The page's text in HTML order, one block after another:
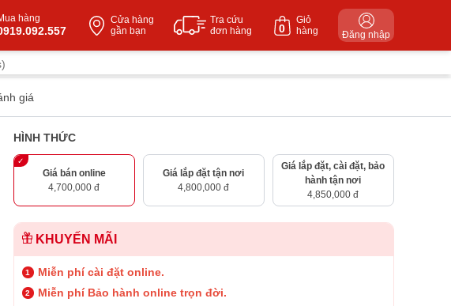
hàng
Cửa hàng
gần bạn
Tra cứu
đơn hàng
Giỏ
hàng
0 Đăng nhập
giá
HÌNH THỨC
Giá bán online
4,700,000 đ
Giá lắp đặt tận nơi
4,800,000 đ
Giá lắp đặt, cài đặt, bảo
hành tận nơi
4,850,000 đ
KHUYẾN MÃI
Miễn phí cài đặt online.
Miễn phí Bảo hành online trọn đời.